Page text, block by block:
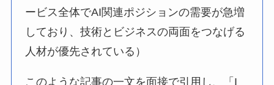
ービス全体でAI関連ポジションの需要が急増
しており、技術とビジネスの両面をつなげる
人材が優先されている）
このような記事の一文を面接で引用し、「I